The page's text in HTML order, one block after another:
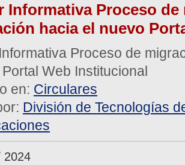
Informativa Proceso de
hacia el nuevo
Proceso de
Web Institucional
en: Circulares
División de Tecnologías
2024